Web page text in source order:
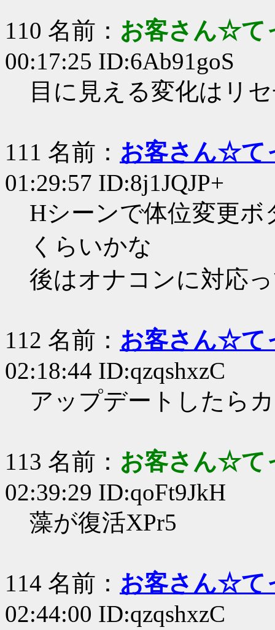
110 名前： お客さん☆て
00:17:25 ID:6Ab91goS
目に見える変化はリ
111 名前： お客さん☆て
01:29:57 ID:8j1JQJP+
Hシーンで体位変更
くらいかな
後はオナコンに対応
112 名前： お客さん☆て
02:18:44 ID:qzqshxzC
アップデートしたら
113 名前： お客さん☆て
02:39:29 ID:qoFt9JkH
藻が復活XPr5
114 名前： お客さん☆て
02:44:00 ID:qzqshxzC